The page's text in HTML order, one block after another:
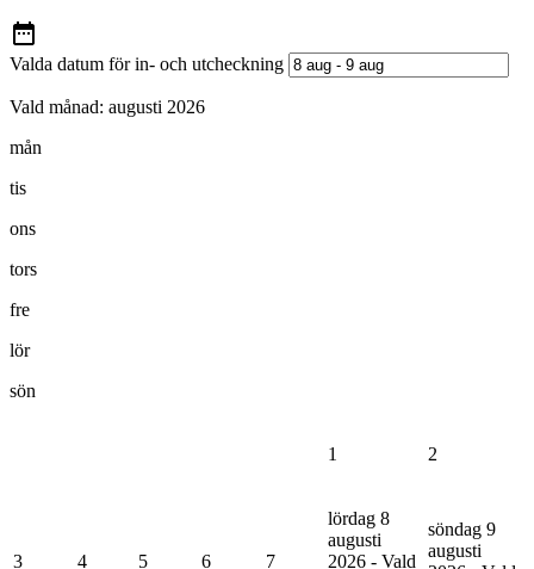
Valda datum för in- och utcheckning
Vald månad: augusti 2026
mån
tis
ons
tors
fre
lör
sön
1 2
3 4 5 6 7
lördag 8
augusti
2026 - Vald
söndag 9
augusti